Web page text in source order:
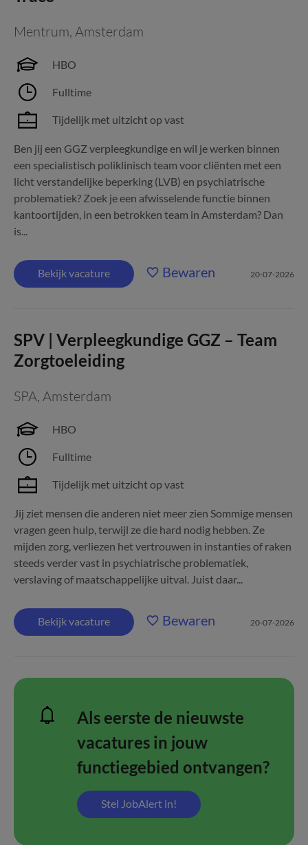
Mentrum, Amsterdam
HBO
Fulltime
Tijdelijk met uitzicht op vast
Ben jij een GGZ verpleegkundige en wil je werken binnen
een specialistisch poliklinisch team voor cliënten met een
licht verstandelijke beperking (LVB) en psychiatrische
problematiek? Zoek je een afwisselende functie binnen
kantoortijden, in een betrokken team in Amsterdam? Dan
is...
Bekijk vacature Bewaren 20-07-2026
SPV | Verpleegkundige GGZ – Team
Zorgtoeleiding
SPA, Amsterdam
HBO
Fulltime
Tijdelijk met uitzicht op vast
Jij ziet mensen die anderen niet meer zien Sommige mensen
vragen geen hulp, terwijl ze die hard nodig hebben. Ze
mijden zorg, verliezen het vertrouwen in instanties of raken
steeds verder vast in psychiatrische problematiek,
verslaving of maatschappelijke uitval. Juist daar...
Bekijk vacature Bewaren 20-07-2026
Als eerste de nieuwste
vacatures in jouw
functiegebied ontvangen?
Stel JobAlert in!